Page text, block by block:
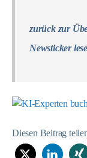
zurück zur
Newsticker
Diesen Beitrag